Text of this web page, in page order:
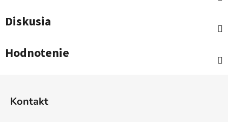
Diskusia
Hodnotenie
Kontakt